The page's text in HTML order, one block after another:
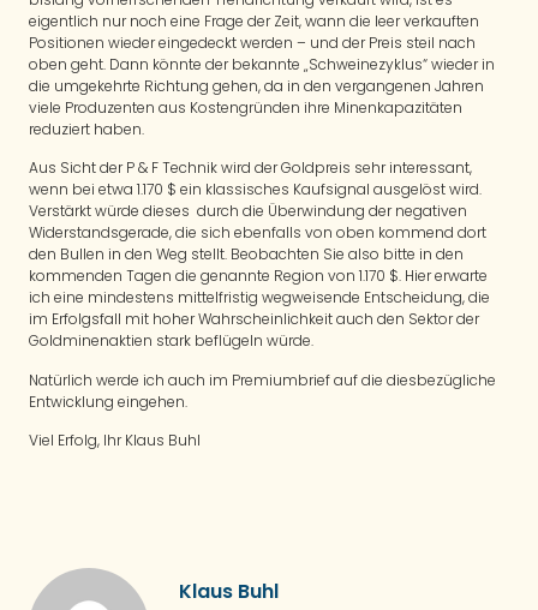
eigentlich nur noch eine Frage der Zeit, wann die leer verkauften
Positionen wieder eingedeckt werden – und der Preis steil nach
oben geht. Dann könnte der bekannte „Schweinezyklus“ wieder in
die umgekehrte Richtung gehen, da in den vergangenen Jahren
viele Produzenten aus Kostengründen ihre Minenkapazitäten
reduziert haben.
Aus Sicht der P & F Technik wird der Goldpreis sehr interessant,
wenn bei etwa 1.170 $ ein klassisches Kaufsignal ausgelöst wird.
Verstärkt würde dieses durch die Überwindung der negativen
Widerstandsgerade, die sich ebenfalls von oben kommend dort
den Bullen in den Weg stellt. Beobachten Sie also bitte in den
kommenden Tagen die genannte Region von 1.170 $. Hier erwarte
ich eine mindestens mittelfristig wegweisende Entscheidung, die
im Erfolgsfall mit hoher Wahrscheinlichkeit auch den Sektor der
Goldminenaktien stark beflügeln würde.
Natürlich werde ich auch im Premiumbrief auf die diesbezügliche
Entwicklung eingehen.
Viel Erfolg, Ihr Klaus Buhl
Klaus Buhl